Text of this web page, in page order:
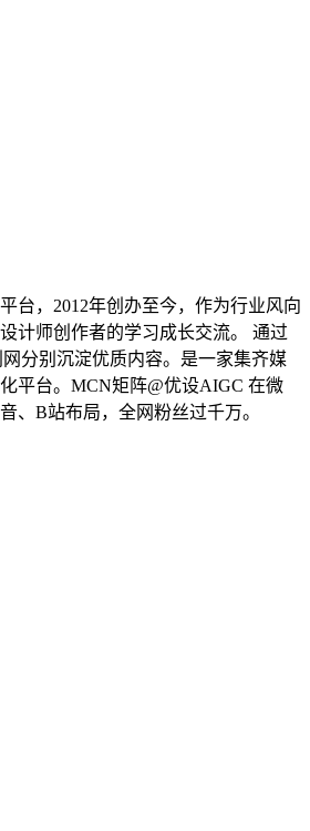
台，2012年创办至今，作为行业风向
计师创作者的学习成长交流。 通过
分别沉淀优质内容。是一家集齐媒
平台。MCN矩阵@优设AIGC 在微
、B站布局，全网粉丝过千万。